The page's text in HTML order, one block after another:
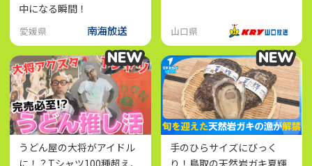
中になる瞬間！
愛媛県 山口県
うどん屋の大将がアイドル
NEW
NEW
手のひらサイズにびっく
NEW
NEW